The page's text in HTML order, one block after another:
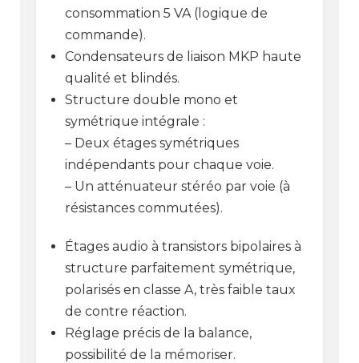
consommation 5 VA (logique de
commande).
Condensateurs de liaison MKP haute
qualité et blindés.
Structure double mono et
symétrique intégrale :
– Deux étages symétriques
indépendants pour chaque voie.
– Un atténuateur stéréo par voie (à
résistances commutées).
Étages audio à transistors bipolaires à
structure parfaitement symétrique,
polarisés en classe A, très faible taux
de contre réaction.
Réglage précis de la balance,
possibilité de la mémoriser.